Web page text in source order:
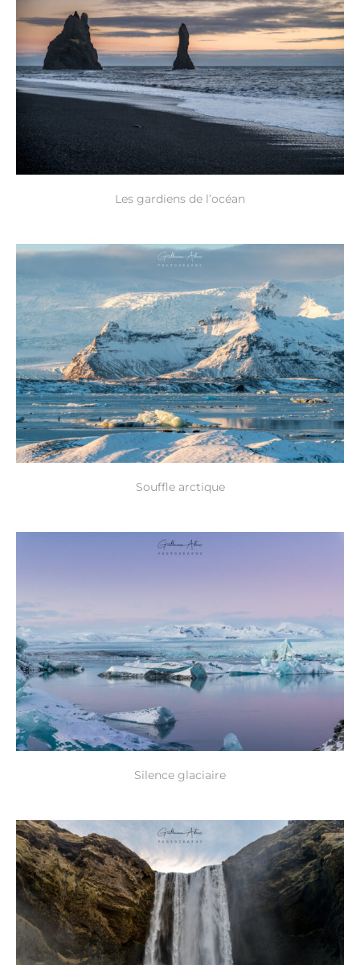
Les gardiens de l’océan
Souffle arctique
Silence glaciaire